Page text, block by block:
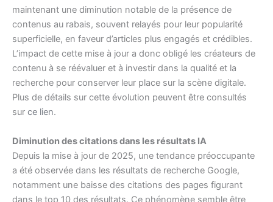
maintenant une diminution notable de la présence de
contenus au rabais, souvent relayés pour leur popularité
superficielle, en faveur d’articles plus engagés et crédibles.
L’impact de cette mise à jour a donc obligé les créateurs de
contenu à se réévaluer et à investir dans la qualité et la
recherche pour conserver leur place sur la scène digitale.
Plus de détails sur cette évolution peuvent être consultés
sur ce lien.
Diminution des citations dans les résultats IA
Depuis la mise à jour de 2025, une tendance préoccupante
a été observée dans les résultats de recherche Google,
notamment une baisse des citations des pages figurant
dans le top 10 des résultats. Ce phénomène semble être